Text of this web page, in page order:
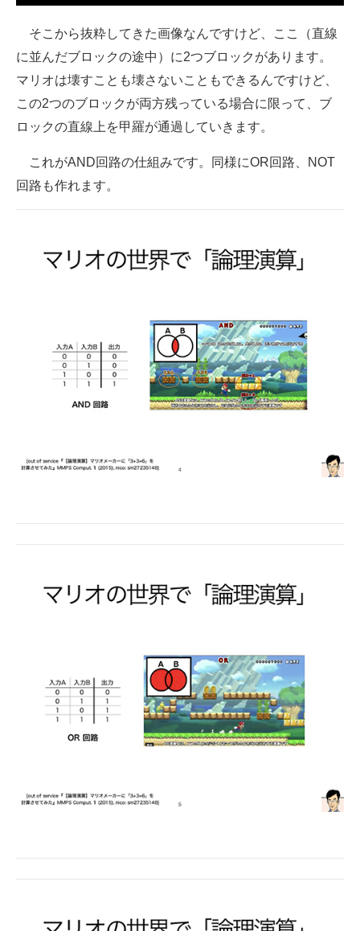
そこから抜粋してきた画像なんですけど、ここ（直線
に並んだブロックの途中）に2つブロックがあります。
マリオは壊すことも壊さないこともできるんですけど、
この2つのブロックが両方残っている場合に限って、ブ
ロックの直線上を甲羅が通過していきます。
これがAND回路の仕組みです。同様にOR回路、NOT
回路も作れます。